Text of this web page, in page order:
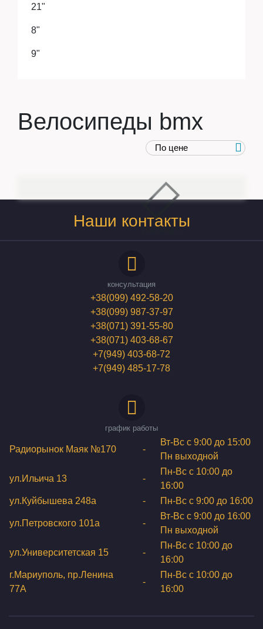
21"
8"
9"
Велосипеды bmx
loading...
Наши контакты
консультация
+38(099) 492-58-20
+38(099) 987-37-97
+38(071) 391-55-80
+38(071) 403-68-67
+7(949) 403-68-72
+7(949) 485-17-78
график работы
Радиорынок Маяк №170 -
Вт-Вс с 9:00 до 15:00
Пн выходной
ул.Ильича 13 -
Пн-Вс с 10:00 до
16:00
ул.Куйбышева 248а
- Пн-Вс с 9:00 до 16:00
ул.Петровского 101a -
Вт-Вс с 9:00 до 16:00
Пн выходной
ул.Университетская 15 -
Пн-Вс с 10:00 до
16:00
г.Мариуполь, пр.Ленина
77А
-
Пн-Вс с 10:00 до
16:00